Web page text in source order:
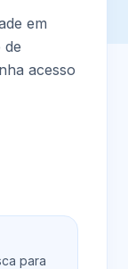
em
de
acesso
para